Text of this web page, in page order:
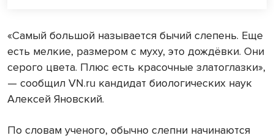
«Самый большой называется бычий слепень. Еще
есть мелкие, размером с муху, это дождёвки. Они
серого цвета. Плюс есть красочные златоглазки»,
— сообщил VN.ru кандидат биологических наук
Алексей Яновский.
По словам ученого, обычно слепни начинаются